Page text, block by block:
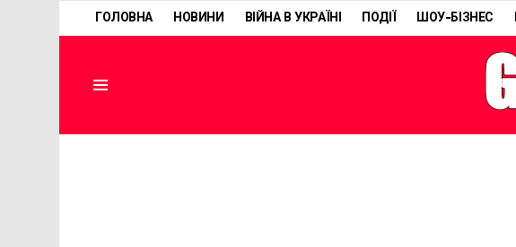
ГОЛОВНА НОВИНИ ВІЙНА В УКРАЇНІ ПОДІЇ ШОУ-БІЗНЕС